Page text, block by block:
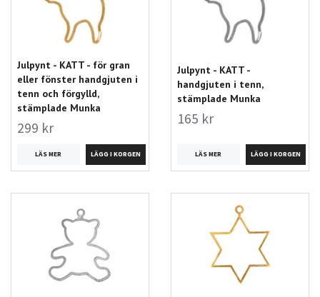
Julpynt - KATT - för gran
eller fönster handgjuten i
tenn och förgylld,
stämplade Munka
299 kr
LÄS MER
Julpynt - KATT -
handgjuten i tenn,
stämplade Munka
165 kr
LÄS MER